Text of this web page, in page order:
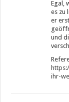
Egal,
es zu
er
und
ihr-